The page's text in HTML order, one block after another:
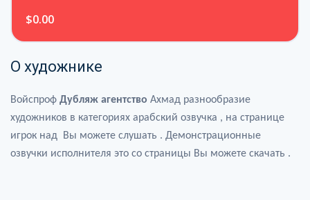
$0.00
О художнике
Войспроф Дубляж агентство Ахмад разнообразие
художников в категориях арабский озвучка , на странице
игрок над Вы можете слушать . Демонстрационные
озвучки исполнителя это со страницы Вы можете скачать .